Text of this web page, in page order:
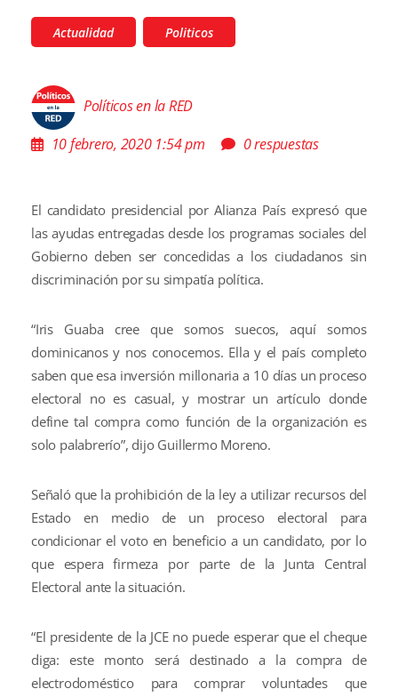
Actualidad Politicos
Políticos en la RED
10 febrero, 2020 1:54 pm
0 respuestas
El candidato presidencial por Alianza País expresó que
las ayudas entregadas desde los programas sociales del
Gobierno deben ser concedidas a los ciudadanos sin
discriminación por su simpatía política.
“Iris Guaba cree que somos suecos, aquí somos
dominicanos y nos conocemos. Ella y el país completo
saben que esa inversión millonaria a 10 días un proceso
electoral no es casual, y mostrar un artículo donde
define tal compra como función de la organización es
solo palabrerío”, dijo Guillermo Moreno.
Señaló que la prohibición de la ley a utilizar recursos del
Estado en medio de un proceso electoral para
condicionar el voto en beneficio a un candidato, por lo
que espera firmeza por parte de la Junta Central
Electoral ante la situación.
“El presidente de la JCE no puede esperar que el cheque
diga: este monto será destinado a la compra de
electrodoméstico para comprar voluntades que